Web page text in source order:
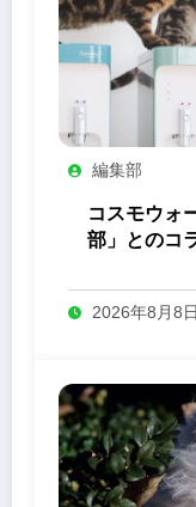
編集部
コスモウォ
部」とのコ
2026年8月8日